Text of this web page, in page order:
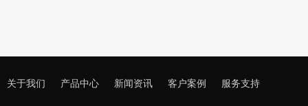
关于我们 产品中心 新闻资讯 客户案例 服务支持